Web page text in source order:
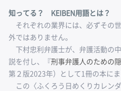
知ってる？ KEIBEN用語とは？
それぞれの業界には、必ずその
外ではありません。
下村忠利弁護士が、弁護活動の
説を付し、『刑事弁護人のための
第２版2023年）として1冊の本にま
この〈ふくろう日めくりカレン